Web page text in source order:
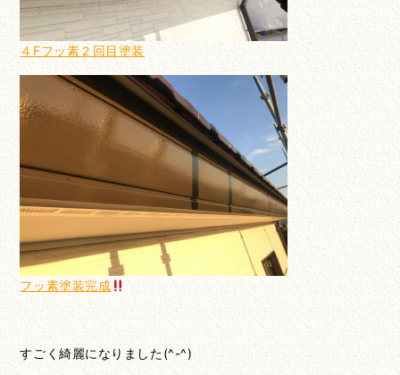
４Fフッ素２回目塗装
フッ素塗装完成
すごく綺麗になりました(^-^)